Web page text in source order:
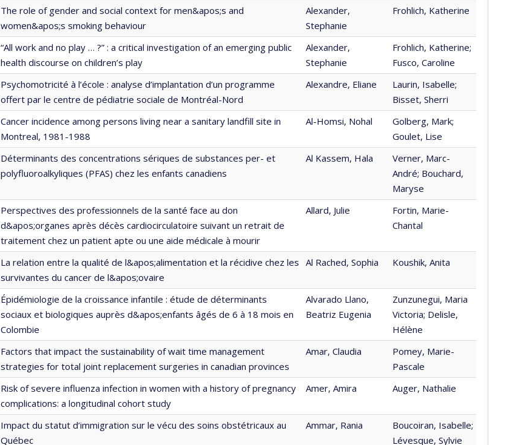
The role of gender and social context for men&apos;s and
women&apos;s smoking behaviour
Alexander,
Stephanie
Frohlich, Katherine
“All work and no play … ?” : a critical investigation of an emerging public
health discourse on children’s play
Alexander,
Stephanie
Frohlich, Katherine;
Fusco, Caroline
Psychomotricité à l’école : analyse d’implantation d’un programme
offert par le centre de pédiatrie sociale de Montréal-Nord
Alexandre, Eliane
Laurin, Isabelle;
Bisset, Sherri
Cancer incidence among persons living near a sanitary landfill site in
Montreal, 1981-1988
Al-Homsi, Nohal
Golberg, Mark;
Goulet, Lise
Déterminants des concentrations sériques de substances per- et
polyfluoroalkyliques (PFAS) chez les enfants canadiens
Al Kassem, Hala
Verner, Marc-
André; Bouchard,
Maryse
Perspectives des professionnels de la santé face au don
d&apos;organes après décès cardiocirculatoire suivant un retrait de
traitement chez un patient apte ou une aide médicale à mourir
Allard, Julie
Fortin, Marie-
Chantal
La relation entre la qualité de l&apos;alimentation et la récidive chez les
survivantes du cancer de l&apos;ovaire
Al Rached, Sophia Koushik, Anita
Épidémiologie de la croissance infantile : étude de déterminants
sociaux et biologiques auprès d&apos;enfants âgés de 6 à 18 mois en
Colombie
Alvarado Llano,
Beatriz Eugenia
Zunzunegui, Maria
Victoria; Delisle,
Hélène
Factors that impact the sustainability of wait time management
strategies for total joint replacement surgeries in canadian provinces
Amar, Claudia
Pomey, Marie-
Pascale
Risk of severe influenza infection in women with a history of pregnancy
complications: a longitudinal cohort study
Amer, Amira Auger, Nathalie
Impact du statut d’immigration sur le vécu des soins obstétricaux au
Québec
Ammar, Rania
Boucoiran, Isabelle;
Lévesque, Sylvie